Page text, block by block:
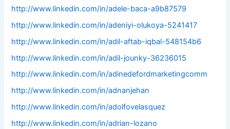
http://www.linkedin.com/in/adele-baca-a9b87579
http://www.linkedin.com/in/adeniyi-olukoya-5241417
http://www.linkedin.com/in/adil-aftab-iqbal-548154b6
http://www.linkedin.com/in/adil-jounky-36236015
http://www.linkedin.com/in/adinedefordmarketingcomm
http://www.linkedin.com/in/adnanjehan
http://www.linkedin.com/in/adolfovelasquez
http://www.linkedin.com/in/adrian-lozano